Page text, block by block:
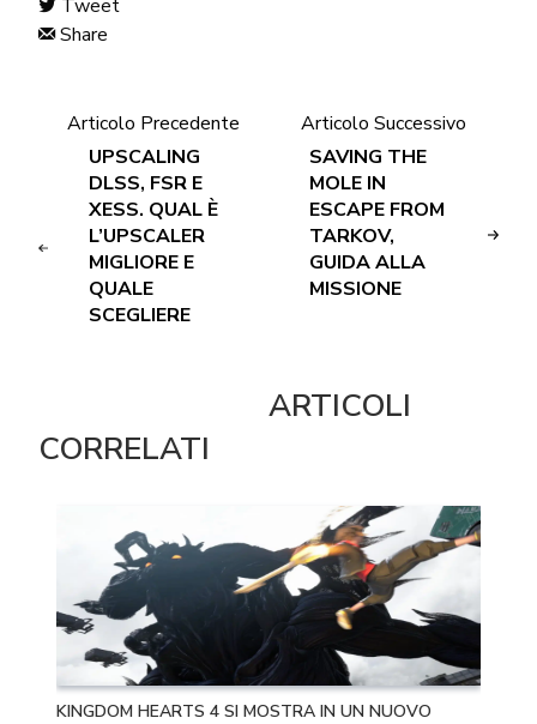
Tweet
Share
Articolo Precedente
UPSCALING
DLSS, FSR E
XESS. QUAL È
L’UPSCALER
MIGLIORE E
QUALE
SCEGLIERE
Articolo Successivo
SAVING THE
MOLE IN
ESCAPE FROM
TARKOV,
GUIDA ALLA
MISSIONE
ARTICOLI
CORRELATI
KINGDOM HEARTS 4 SI MOSTRA IN UN NUOVO